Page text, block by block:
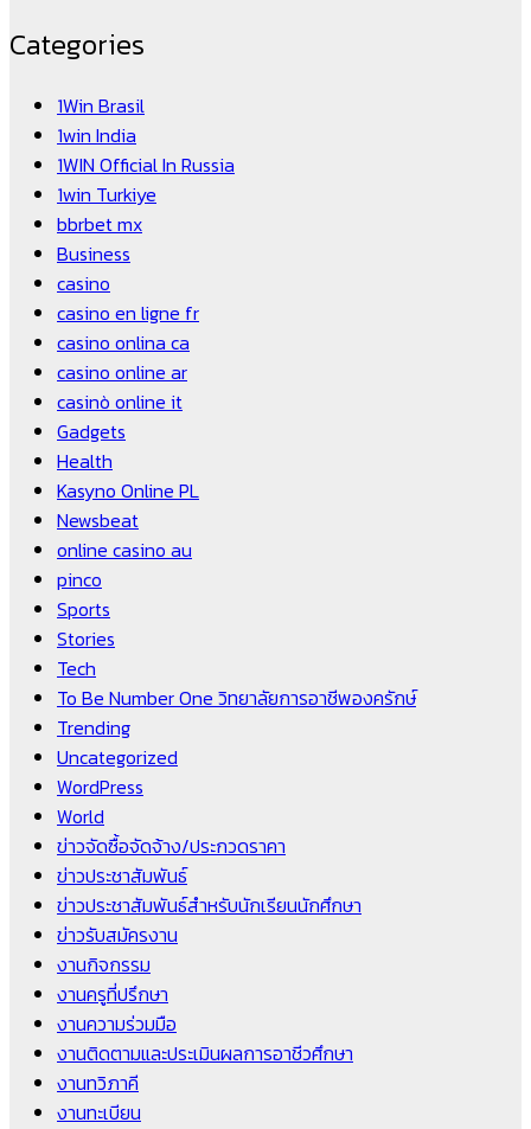
Categories
1Win Brasil
1win India
1WIN Official In Russia
1win Turkiye
bbrbet mx
Business
casino
casino en ligne fr
casino onlina ca
casino online ar
casinò online it
Gadgets
Health
Kasyno Online PL
Newsbeat
online casino au
pinco
Sports
Stories
Tech
To Be Number One วิทยาลัยการอาชีพองครักษ์
Trending
Uncategorized
WordPress
World
ข่าวจัดซื้อจัดจ้าง/ประกวดราคา
ข่าวประชาสัมพันธ์
ข่าวประชาสัมพันธ์สำหรับนักเรียนนักศึกษา
ข่าวรับสมัครงาน
งานกิจกรรม
งานครูที่ปรึกษา
งานความร่วมมือ
งานติดตามและประเมินผลการอาชีวศึกษา
งานทวิภาคี
งานทะเบียน